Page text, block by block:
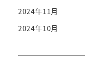
2024年11月
2024年10月